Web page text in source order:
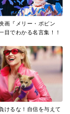
画『メリー・ポピン
目でわかる名言集！！
けるな！自信を与えて